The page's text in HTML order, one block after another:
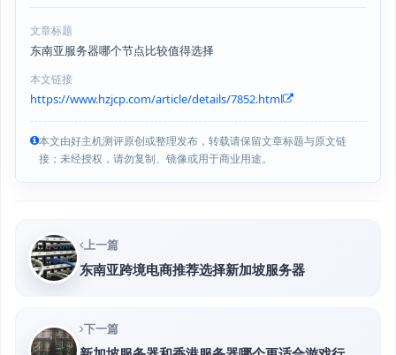
文章标题
东南亚服务器哪个节点比较值得选择
本文链接
https://www.hzjcp.com/article/details/7852.html
本文由好主机测评原创或整理发布，转载请保留文章标题与原文链
接；未经授权，请勿复制、镜像或用于商业用途。
上一篇
东南亚跨境电商推荐选择新加坡服务器
下一篇